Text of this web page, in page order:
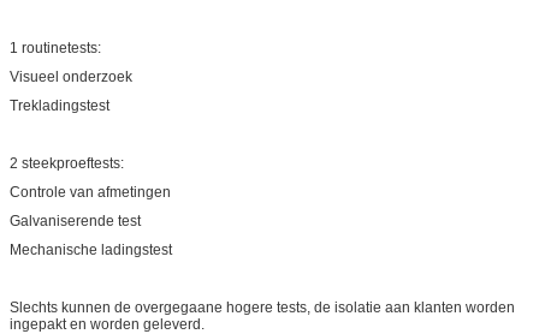
1 routinetests:
Visueel onderzoek
Trekladingstest
2 steekproeftests:
Controle van afmetingen
Galvaniserende test
Mechanische ladingstest
Slechts kunnen de overgegaane hogere tests, de isolatie aan klanten worden
ingepakt en worden geleverd.